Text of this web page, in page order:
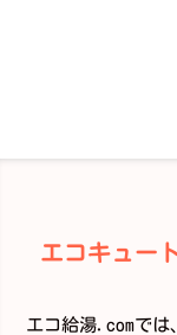
エコキュー
エコ給湯.comでは